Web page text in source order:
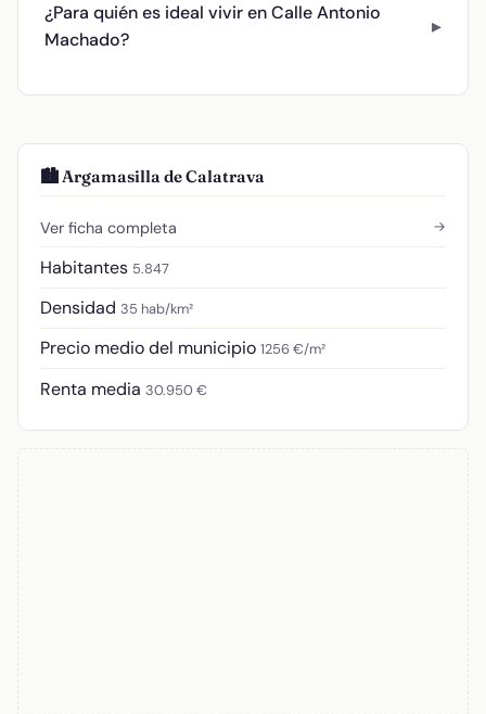
¿Para quién es ideal vivir en Calle Antonio
Machado?
🏙️ Argamasilla de Calatrava
Ver ficha completa →
Habitantes 5.847
Densidad 35 hab/km²
Precio medio del municipio 1256 €/m²
Renta media 30.950 €